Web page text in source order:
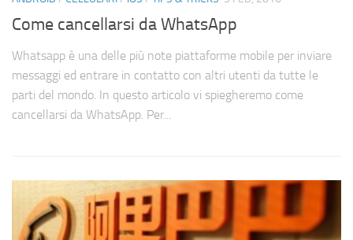
Come cancellarsi da WhatsApp
Whatsapp è una delle più note piattaforme mobile per inviare
messaggi ed entrare in contatto con altri utenti da tutte le
parti del mondo. In questo articolo vi spiegheremo come
cancellarsi da WhatsApp. Per...